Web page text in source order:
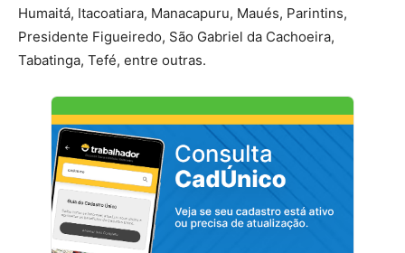
Humaitá, Itacoatiara, Manacapuru, Maués, Parintins,
Presidente Figueiredo, São Gabriel da Cachoeira,
Tabatinga, Tefé, entre outras.